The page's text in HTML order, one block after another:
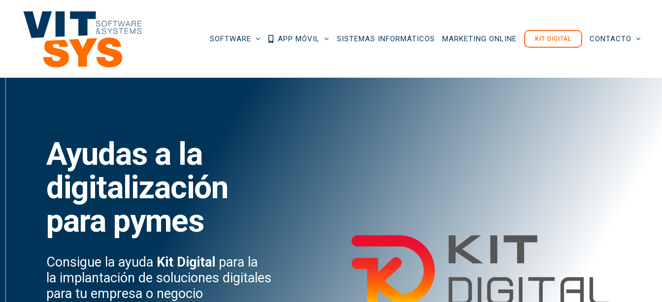
contenido
SOFTWARE APP MÓVIL SISTEMAS INFORMÁTICOS MARKETING ONLINE KIT DIGITAL CONTACTO
Ayudas a la
digitalización
para pymes
Consigue la ayuda Kit Digital para la
la implantación de soluciones digitales
para tu empresa o negocio